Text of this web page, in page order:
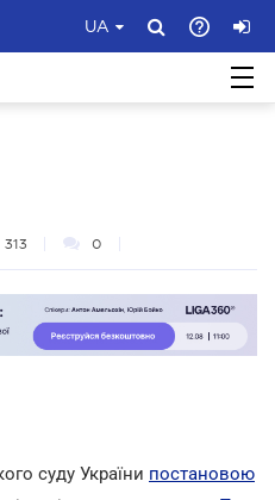
UA
313 0
суду України постановою